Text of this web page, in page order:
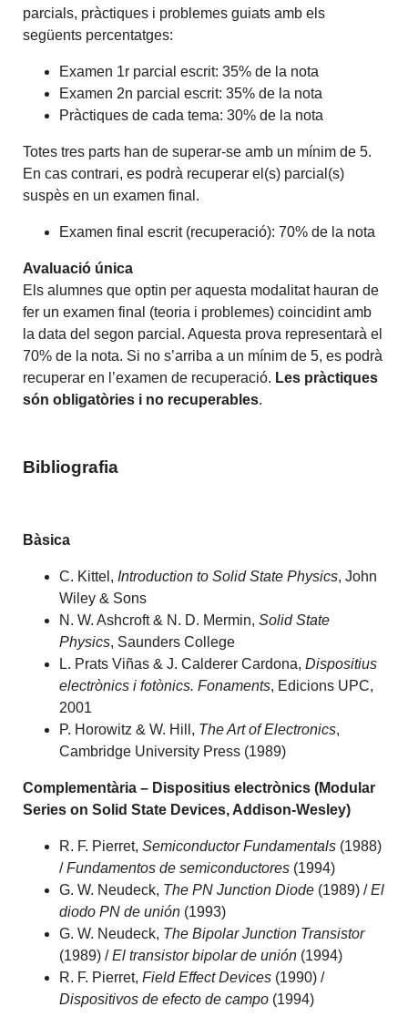
parcials, pràctiques i problemes guiats amb els
següents percentatges:
Examen 1r parcial escrit: 35% de la nota
Examen 2n parcial escrit: 35% de la nota
Pràctiques de cada tema: 30% de la nota
Totes tres parts han de superar-se amb un mínim de 5.
En cas contrari, es podrà recuperar el(s) parcial(s)
suspès en un examen final.
Examen final escrit (recuperació): 70% de la nota
Avaluació única
Els alumnes que optin per aquesta modalitat hauran de
fer un examen final (teoria i problemes) coincidint amb
la data del segon parcial. Aquesta prova representarà el
70% de la nota. Si no s’arriba a un mínim de 5, es podrà
recuperar en l’examen de recuperació. Les pràctiques
són obligatòries i no recuperables.
Bibliografia
Bàsica
C. Kittel, Introduction to Solid State Physics, John
Wiley & Sons
N. W. Ashcroft & N. D. Mermin,Solid State
Physics, Saunders College
L. Prats Viñas & J. Calderer Cardona,Dispositius
electrònics i fotònics. Fonaments, Edicions UPC,
2001
P. Horowitz & W. Hill, The Art of Electronics,
Cambridge University Press (1989)
Complementària – Dispositius electrònics (Modular
Series on Solid State Devices, Addison-Wesley)
R. F. Pierret,Semiconductor Fundamentals (1988)
/Fundamentos de semiconductores (1994)
G. W. Neudeck, The PN Junction Diode (1989) /El
diodo PN de unión (1993)
G. W. Neudeck, The Bipolar Junction Transistor
(1989) /El transistor bipolar de unión (1994)
R. F. Pierret,Field Effect Devices (1990) /
Dispositivos de efecto de campo (1994)